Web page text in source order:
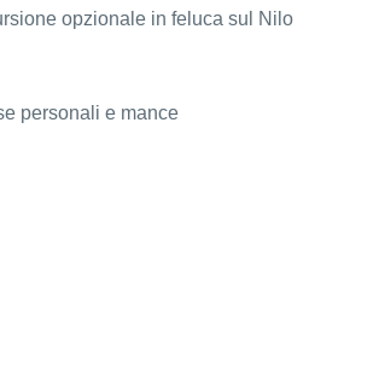
opzionale in feluca sul Nilo
personali e mance